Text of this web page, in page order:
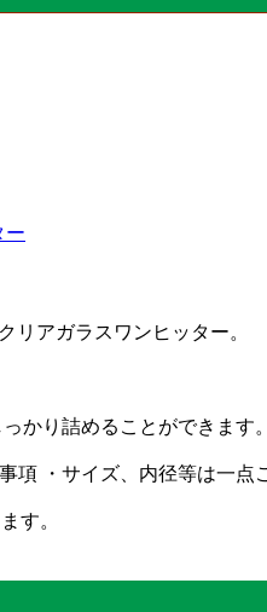
ー
リアガラスワンヒッター。
かり詰めることができます。
・サイズ、内径等は一点
す。